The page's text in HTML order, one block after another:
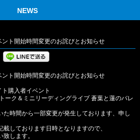
NEWS
ト開始時間変更のお詫びとお知らせ
ト開始時間変更のお詫びとお知らせ
購入者イベント
ーク＆ミニリーディングライブ 蒼葉と蓮のバレ
た時間から一部変更が発生しております、申し
しております日時となりますので、
します。